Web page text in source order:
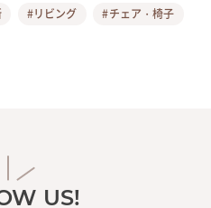
#リビング
#チェア・椅子
US!